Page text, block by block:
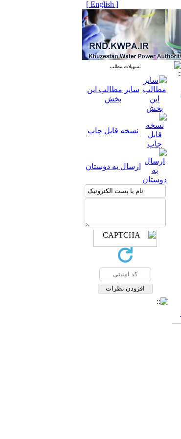
[ English ]
تسهیلات مطلب
سایر مطالب این
بخش
نسخه قابل چاپ
ارسال به دوستان